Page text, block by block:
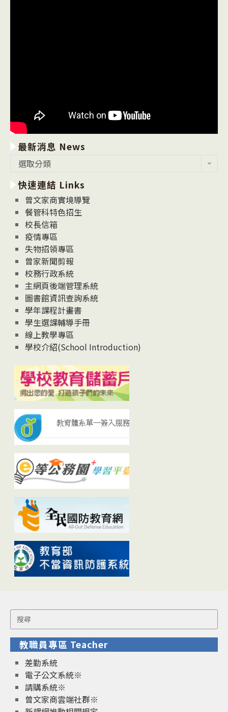
最新消息 News
消
息
News
選取分類
快速連結 Links
曾文家商實境導覽
餐管科特色招生
校長信箱
疫情專區
失物招領專區
曾家新聞剪報
校務行政系統
主網頁後端管理系統
圖書館資訊查詢系統
學年課程計畫書
學生選課輔導手冊
線上教學專區
學校介紹(School Introduction)
Search
for:
教職員專區 Teacher
差勤系統
電子公文系統※
請購系統※
曾文家商雲端社群※